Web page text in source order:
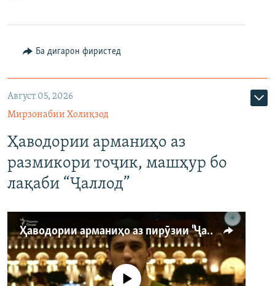
Ба дигарон фиристед
Август 05, 2026
Мирзонабии Холиқзод
Ҳаводории арманиҳо аз
размикори тоҷик, машҳур бо
лақаби “Ҷаллод”
Ҳаводории арманиҳо аз пирӯзии "Ҷаллод"-и тоҷик
Феълан кор намекунад